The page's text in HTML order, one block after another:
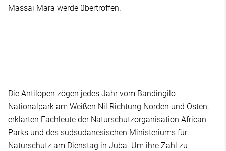
Massai Mara werde übertroffen.
Die Antilopen zögen jedes Jahr vom Bandingilo
Nationalpark am Weißen Nil Richtung Norden und Osten,
erklärten Fachleute der Naturschutzorganisation African
Parks und des südsudanesischen Ministeriums für
Naturschutz am Dienstag in Juba. Um ihre Zahl zu